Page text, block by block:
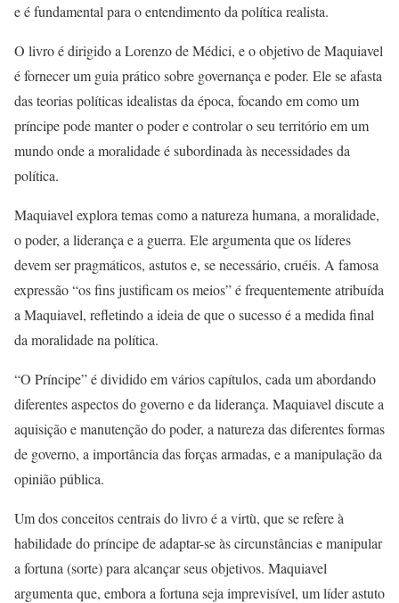
e é fundamental para o entendimento da política realista.
O livro é dirigido a Lorenzo de Médici, e o objetivo de Maquiavel
é fornecer um guia prático sobre governança e poder. Ele se afasta
das teorias políticas idealistas da época, focando em como um
príncipe pode manter o poder e controlar o seu território em um
mundo onde a moralidade é subordinada às necessidades da
política.
Maquiavel explora temas como a natureza humana, a moralidade,
o poder, a liderança e a guerra. Ele argumenta que os líderes
devem ser pragmáticos, astutos e, se necessário, cruéis. A famosa
expressão “os fins justificam os meios” é frequentemente atribuída
a Maquiavel, refletindo a ideia de que o sucesso é a medida final
da moralidade na política.
“O Príncipe” é dividido em vários capítulos, cada um abordando
diferentes aspectos do governo e da liderança. Maquiavel discute a
aquisição e manutenção do poder, a natureza das diferentes formas
de governo, a importância das forças armadas, e a manipulação da
opinião pública.
Um dos conceitos centrais do livro é a virtù, que se refere à
habilidade do príncipe de adaptar-se às circunstâncias e manipular
a fortuna (sorte) para alcançar seus objetivos. Maquiavel
argumenta que, embora a fortuna seja imprevisível, um líder astuto